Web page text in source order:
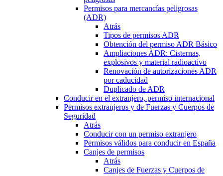
Permisos para mercancías peligrosas
(ADR)
Atrás
Tipos de permisos ADR
Obtención del permiso ADR Básico
Ampliaciones ADR: Cisternas,
explosivos y material radioactivo
Renovación de autorizaciones ADR
por caducidad
Duplicado de ADR
Conducir en el extranjero, permiso internacional
Permisos extranjeros y de Fuerzas y Cuerpos de
Seguridad
Atrás
Conducir con un permiso extranjero
Permisos válidos para conducir en España
Canjes de permisos
Atrás
Canjes de Fuerzas y Cuerpos de